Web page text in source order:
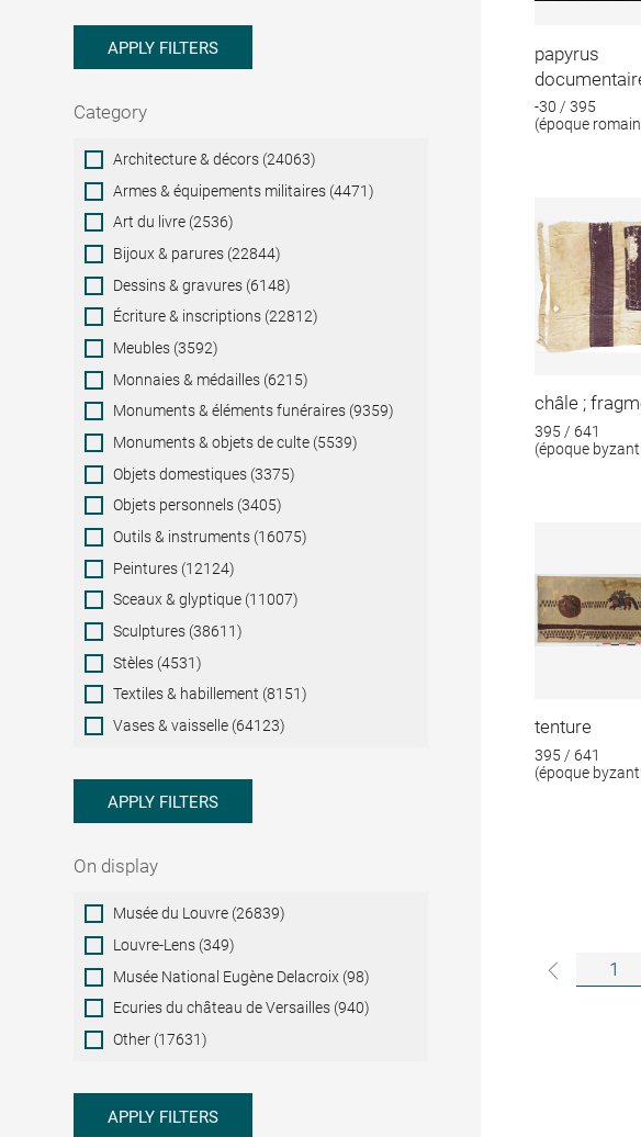
APPLY FILTERS
Category
Category
Architecture & décors (24063)
Armes & équipements militaires (4471)
Art du livre (2536)
Bijoux & parures (22844)
Dessins & gravures (6148)
Écriture & inscriptions (22812)
Meubles (3592)
Monnaies & médailles (6215)
Monuments & éléments funéraires (9359)
Monuments & objets de culte (5539)
Objets domestiques (3375)
Objets personnels (3405)
Outils & instruments (16075)
Peintures (12124)
Sceaux & glyptique (11007)
Sculptures (38611)
Stèles (4531)
Textiles & habillement (8151)
Vases & vaisselle (64123)
APPLY FILTERS
On display
On
display
Musée du Louvre (26839)
Louvre-Lens (349)
Musée National Eugène Delacroix (98)
Ecuries du château de Versailles (940)
Other (17631)
APPLY FILTERS
papyrus
-30 / 395
(époque
châle ;
395 / 641
(époque
tenture
395 / 641
(époque